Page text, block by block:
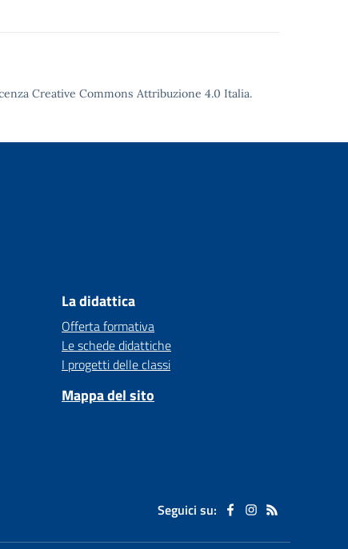
Creative Commons Attribuzione 4.0 Italia.
La didattica
Offerta formativa
Le schede didattiche
I progetti delle classi
Mappa del sito
Seguici su: